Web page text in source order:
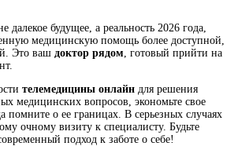
далекое будущее, а реальность 2026 года,
медицинскую помощь более доступной,
Это ваш доктор рядом , готовый прийти на
телемедицины онлайн для решения
медицинских вопросов, экономьте свое
помните о ее границах. В серьезных случаях
очному визиту к специалисту. Будьте
подход к заботе о себе!